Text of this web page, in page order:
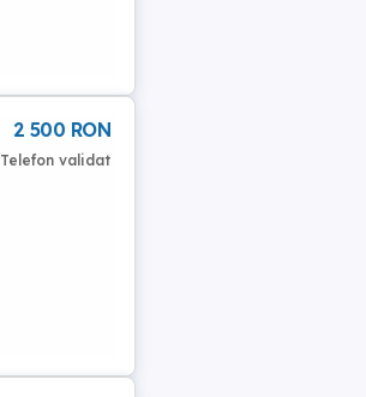
2 500 RON
Telefon validat